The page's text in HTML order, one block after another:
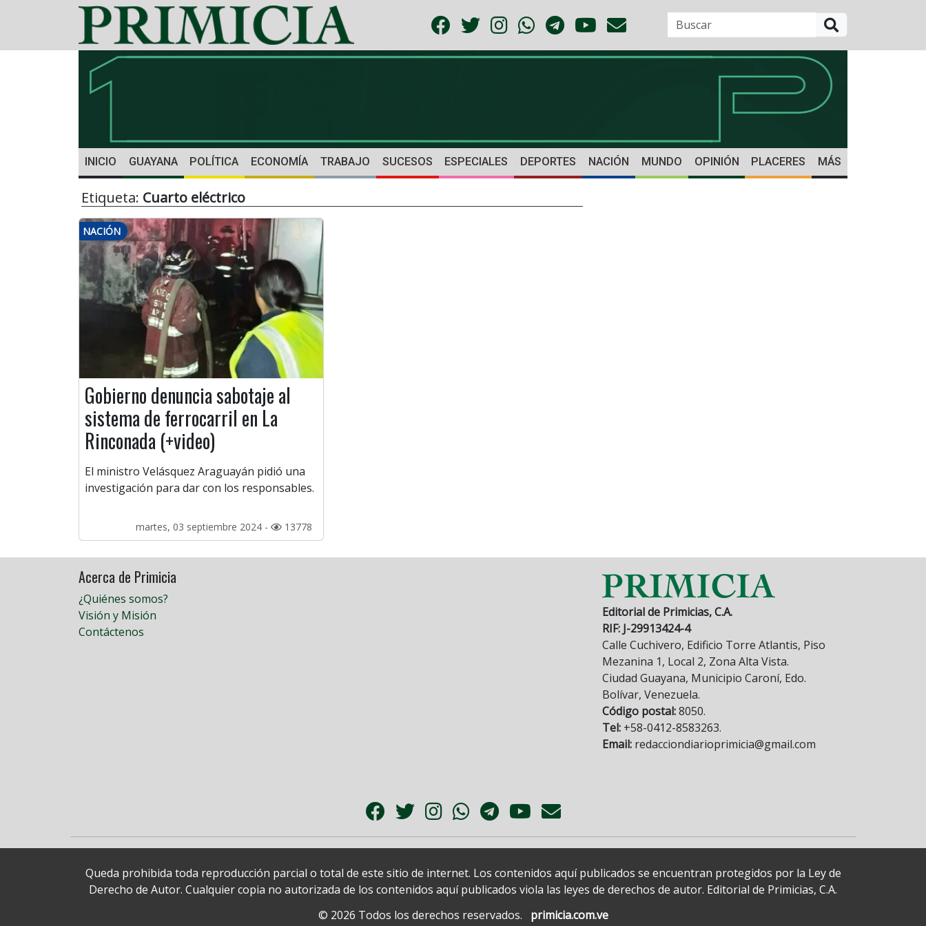
INICIO GUAYANA POLÍTICA ECONOMÍA TRABAJO SUCESOS ESPECIALES DEPORTES NACIÓN MUNDO OPINIÓN PLACERES MÁS
Etiqueta: Cuarto eléctrico
NACIÓN
Gobierno denuncia sabotaje al
sistema de ferrocarril en La
Rinconada (+video)
El ministro Velásquez Araguayán pidió una
investigación para dar con los responsables.
martes, 03 septiembre 2024 - 13778
Acerca de Primicia
¿Quiénes somos?
Visión y Misión
Contáctenos
Editorial de Primicias, C.A.
RIF: J-29913424-4
Calle Cuchivero, Edificio Torre Atlantis, Piso
Mezanina 1, Local 2, Zona Alta Vista.
Ciudad Guayana, Municipio Caroní, Edo.
Bolívar, Venezuela.
Código postal:8050.
Tel: +58-0412-8583263.
Email: redacciondiarioprimicia@gmail.com
Queda prohibida toda reproducción parcial o total de este sitio de internet. Los contenidos aquí publicados se encuentran protegidos por la Ley de
Derecho de Autor. Cualquier copia no autorizada de los contenidos aquí publicados viola las leyes de derechos de autor. Editorial de Primicias, C.A.
© 2026 Todos los derechos reservados.
primicia.com.ve